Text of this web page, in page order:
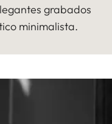
grabados
minimalista.